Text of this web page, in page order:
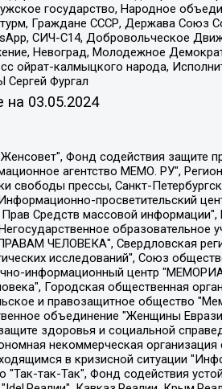
государство, Народное
Граждане СССР, Держава Союз
СИЧ-С14, Добровольческое
Невоград, Молодежное
ойрат-калмыцкого народа,
Сергей Фургал
на 03.05.2024
Юрьевич, Шмагун Олеся Валентиновна, Общество с ограниченной ответственностью "Альтаир 2021", Общество с ограниченной ответственностью "Вега 2021", Общество с ограниченной ответственностью "Главный редактор 2021", Общество с ограниченной ответственностью "Ромашки монолит", Важенков Артем Валерьевич, Ивановская областная общественная организация "Центр гендерных исследований", Гурман Юрий Альбертович, Медиапроект "ОВД-Инфо", Егоров Владимир Владимирович, Жилинский Владимир Александрович, Общество с ограниченной ответственностью "ЗП", Иванова София Юрьевна, Карезина Инна Павловна, Кильтау Екатерина Викторовна, Петров Алексей Викторович, Пискунов Сергей Евгеньевич, Смирнов Сергей Сергеевич, Тихонов Михаил Сергеевич, Общество с ограниченной ответственностью "ЖУРНАЛИСТ-ИНОСТРАННЫЙ АГЕНТ", Арапова Галина Юрьевна, Вольтская Татьяна Анатольевна, Американская компания "Mason G.E.S. Anonymous Foundation" (США), являющаяся владельцем интернет-издания https://mnews.world/, Компания "Stichting Bellingcat", зарегистрированная в Нидерландах (дата регистрации 11.07.2018), Захаров Андрей Вячеславович, Клепиковская Екатерина Дмитриевна, Общество с ограниченной ответственностью "МЕМО", Перл Роман Александрович, Симонов Евгений Алексеевич, Соловьева Елена Анатольевна, Сотников Даниил Владимирович, Сурначева Елизавета Дмитриевна, Автономная некоммерческая организация по защите прав человека и информированию населения "Якутия – Наше Мнение", Общество с ограниченной ответственностью "Москоу диджитал медиа", с 26.01.2023 Общество с ограниченной ответственностью "Чайка Белые сады", Ветошкина Валерия Валерьевна, Заговора Максим Александрович, Межрегиональное общественное движение "Российская ЛГБТ - сеть", Оленичев Максим Владимирович, Павлов Иван Юрьевич, Скворцова Елена Сергеевна, Общество с ограниченной ответственностью "Как бы инагент", Кочетков Игорь Викторович, Общество с ограниченной ответственностью "Честные выборы", Еланчик Олег Александрович, Общество с ограниченной ответственностью "Нобелевский призыв", Гималова Регина Эмилевна, Григорьев Андрей Валерьевич, Григорьева Алина Александровна, Ассоциация по содействию